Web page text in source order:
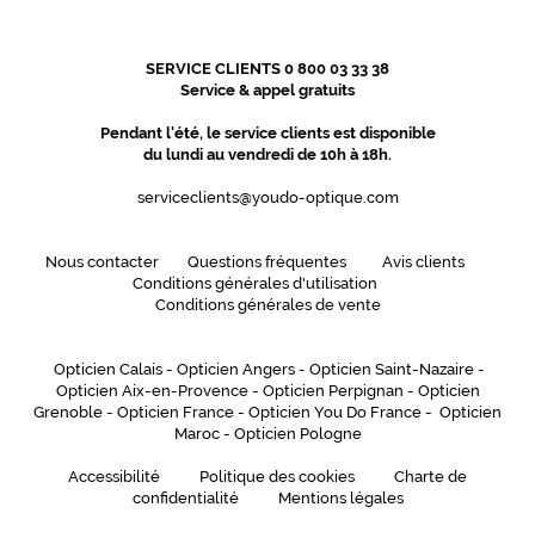
SERVICE CLIENTS 0 800 03 33 38
Service & appel gratuits
Pendant l'été, le service clients est disponible
du lundi au vendredi de 10h à 18h.
serviceclients@youdo-optique.com
Nous contacter Questions fréquentes
Avis clients
Conditions générales d'utilisation
Conditions générales de vente
Opticien Calais - Opticien Angers - Opticien Saint-Nazaire -
Opticien Aix-en-Provence- Opticien Perpignan - Opticien
Grenoble - Opticien France - Opticien You Do France - Opticien
Maroc- Opticien Pologne
Accessibilité Politique des cookies
Charte de
confidentialité
Mentions légales